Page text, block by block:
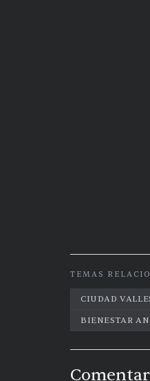
TEMAS
CIUDAD
BIENESTAR